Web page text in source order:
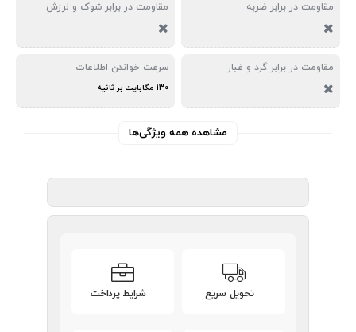
مقاومت در برابر ضربه مقاومت در برابر شوک و لرزش
مقاومت در برابر گرد و غبار سرعت خواندن اطلاعات
130 مگابایت بر ثانیه
مشاهده همه ویژگی‌ها
تحویل سریع شرایط پرداخت